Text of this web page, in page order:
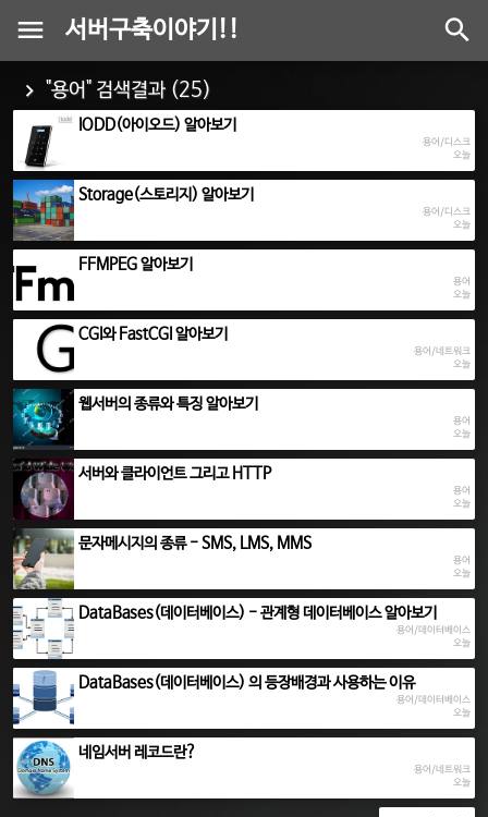
서버구축이야기!!
"용어" 검색결과 (25)
IODD(아이오드) 알아보기
용어/디스크
오늘
Storage(스토리지) 알아보기
용어/디스크
오늘
FFMPEG 알아보기
용어
오늘
CGI와 FastCGI 알아보기
용어/네트워크
오늘
웹서버의 종류와 특징 알아보기
용어
오늘
서버와 클라이언트 그리고 HTTP
용어
오늘
문자메시지의 종류 - SMS, LMS, MMS
용어
오늘
DataBases(데이터베이스) - 관계형 데이터베이스 알아보기
용어/데이터베이스
오늘
DataBases(데이터베이스) 의 등장배경과 사용하는 이유
용어/데이터베이스
오늘
네임서버 레코드란?
용어/네트워크
오늘